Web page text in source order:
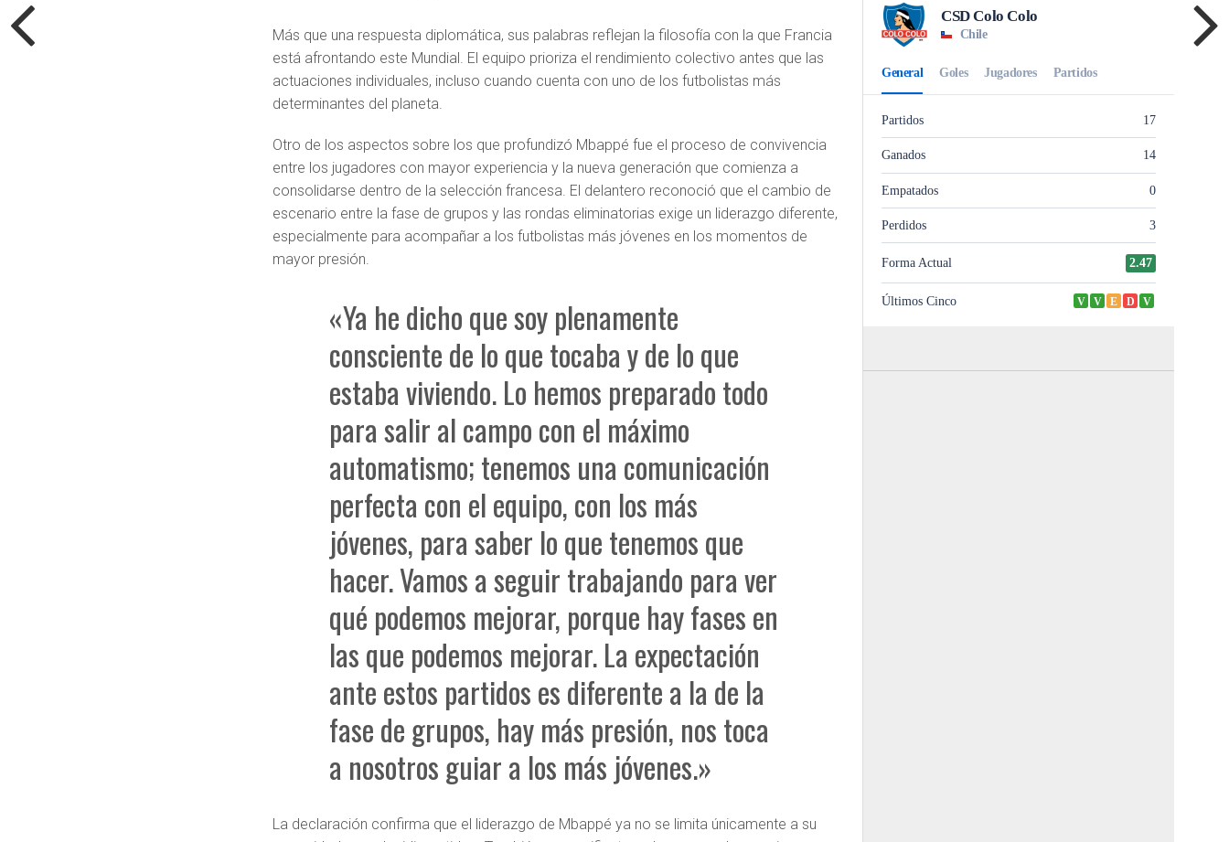
Más que una respuesta diplomática, sus palabras reflejan la filosofía con la que Francia
está afrontando este Mundial. El equipo prioriza el rendimiento colectivo antes que las
actuaciones individuales, incluso cuando cuenta con uno de los futbolistas más
determinantes del planeta.
Otro de los aspectos sobre los que profundizó Mbappé fue el proceso de convivencia
entre los jugadores con mayor experiencia y la nueva generación que comienza a
consolidarse dentro de la selección francesa. El delantero reconoció que el cambio de
escenario entre la fase de grupos y las rondas eliminatorias exige un liderazgo diferente,
especialmente para acompañar a los futbolistas más jóvenes en los momentos de
mayor presión.
«Ya he dicho que soy plenamente
consciente de lo que tocaba y de lo que
estaba viviendo. Lo hemos preparado todo
para salir al campo con el máximo
automatismo; tenemos una comunicación
perfecta con el equipo, con los más
jóvenes, para saber lo que tenemos que
hacer. Vamos a seguir trabajando para ver
qué podemos mejorar, porque hay fases en
las que podemos mejorar. La expectación
ante estos partidos es diferente a la de la
fase de grupos, hay más presión, nos toca
a nosotros guiar a los más jóvenes.»
La declaración confirma que el liderazgo de Mbappé ya no se limita únicamente a su